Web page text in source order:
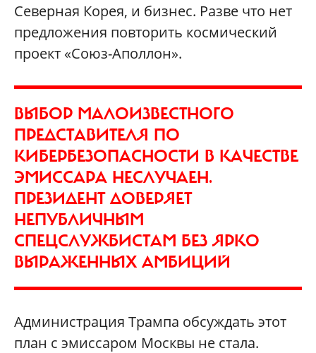
Северная Корея, и бизнес. Разве что нет
предложения повторить космический
проект «Союз-Аполлон».
ВЫБОР МАЛОИЗВЕСТНОГО
ПРЕДСТАВИТЕЛЯ ПО
КИБЕРБЕЗОПАСНОСТИ В КАЧЕСТВЕ
ЭМИССАРА НЕСЛУЧАЕН.
ПРЕЗИДЕНТ ДОВЕРЯЕТ
НЕПУБЛИЧНЫМ
СПЕЦСЛУЖБИСТАМ БЕЗ ЯРКО
ВЫРАЖЕННЫХ АМБИЦИЙ
Администрация Трампа обсуждать этот
план с эмиссаром Москвы не стала.